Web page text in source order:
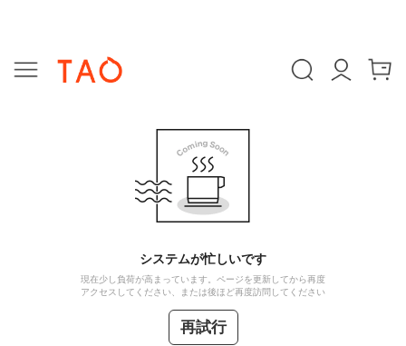
システムが忙しいです
現在少し負荷が高まっています。ページを更新してから再度
アクセスしてください、または後ほど再度訪問してください
再試行